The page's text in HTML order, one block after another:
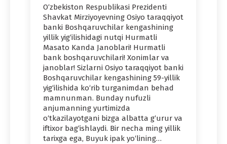
O‘zbekiston Respublikasi Prezidenti
Shavkat Mirziyoyevning Osiyo taraqqiyot
banki Boshqaruvchilar kengashining
yillik yig‘ilishidagi nutqi Hurmatli
Masato Kanda Janoblari! Hurmatli
bank boshqaruvchilari! Xonimlar va
janoblar! Sizlarni Osiyo taraqqiyot banki
Boshqaruvchilar kengashining 59-yillik
yig‘ilishida ko‘rib turganimdan behad
mamnunman. Bunday nufuzli
anjumanning yurtimizda
o‘tkazilayotgani bizga albatta g‘urur va
iftixor bag‘ishlaydi. Bir necha ming yillik
tarixga ega, Buyuk ipak yo‘lining…